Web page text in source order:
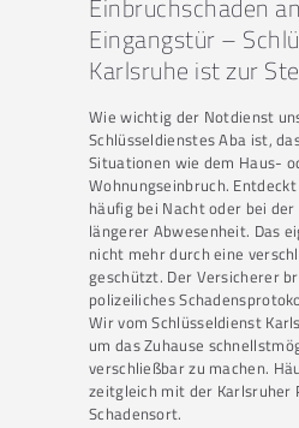
Einbruchschaden
Eingangstür –
Karlsruhe ist zur
Wie wichtig der Notdienst
Schlüsseldienstes Aba ist,
Situationen wie dem Haus-
Wohnungseinbruch.
häufig bei Nacht oder bei der
längerer Abwesenheit. Das
nicht mehr durch eine
geschützt. Der Versicherer
polizeiliches
Wir vom Schlüsseldienst
um das Zuhause
verschließbar zu machen.
zeitgleich mit der Karlsruher
Schadensort.